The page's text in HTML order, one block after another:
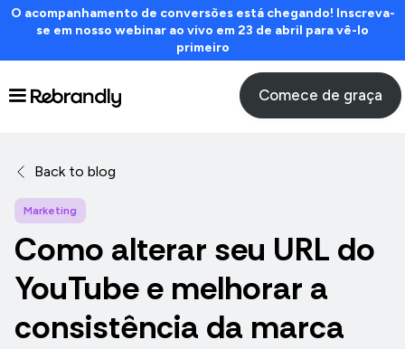
O acompanhamento de conversões está chegando! Inscreva-
se em nosso webinar ao vivo em 23 de abril para vê-lo
primeiro
Comece de graça
Back to blog
Marketing
Como alterar seu URL do
YouTube e melhorar a
consistência da marca